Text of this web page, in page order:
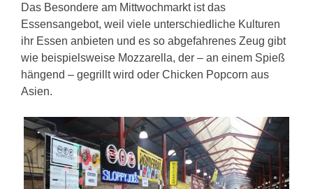
Das Besondere am Mittwochmarkt ist das
Essensangebot, weil viele unterschiedliche Kulturen
ihr Essen anbieten und es so abgefahrenes Zeug gibt
wie beispielsweise Mozzarella, der – an einem Spieß
hängend – gegrillt wird oder Chicken Popcorn aus
Asien.